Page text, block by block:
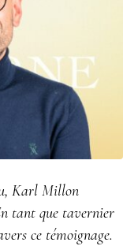
Karl Millon
tant que tavernier
ce témoignage.